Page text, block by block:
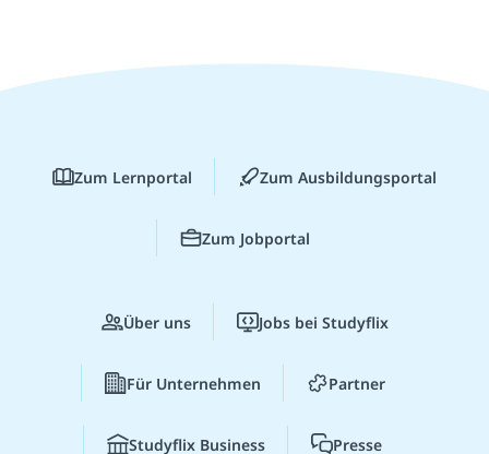
Zum Lernportal Zum Ausbildungsportal
Zum Jobportal
Über uns Jobs bei Studyflix
Für Unternehmen Partner
Studyflix Business Presse